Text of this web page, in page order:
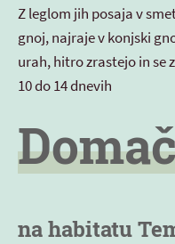
Z leglom jih posaja v
gnoj, najraje v konjski
urah, hitro zrastejo in se
10 do 14 dnevih
na habitatu